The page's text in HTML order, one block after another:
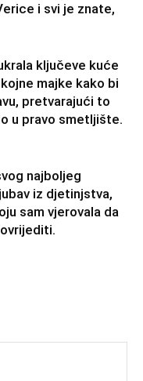
i svi je znate,
ključeve kuće
majke kako bi
pretvarajući to
u pravo smetljište.
najboljeg
iz djetinjstva,
sam vjerovala da